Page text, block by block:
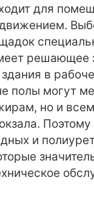
для
решающее
в
полы могут
но и
и